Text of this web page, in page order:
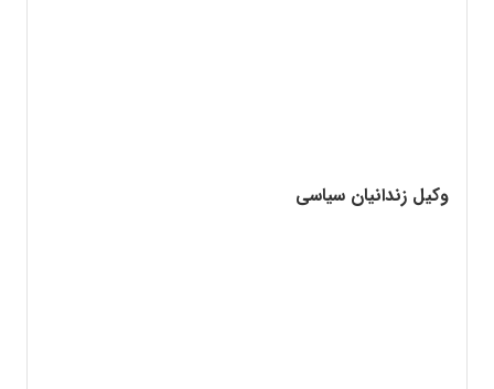
وکیل زندانیان سیاسی